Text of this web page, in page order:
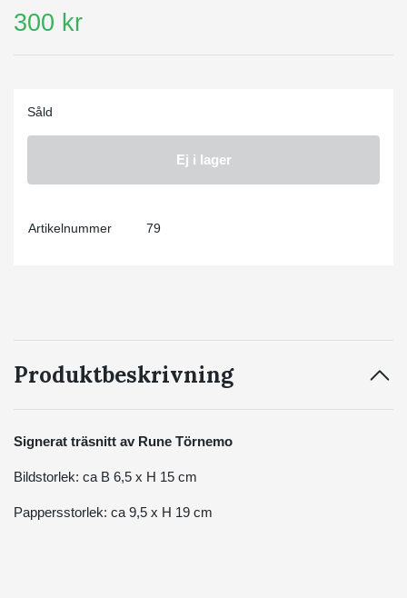
300 kr
Såld
Ej i lager
Artikelnummer 79
Produktbeskrivning
Signerat träsnitt av Rune Törnemo
Bildstorlek: ca B 6,5 x H 15 cm
Pappersstorlek: ca 9,5 x H 19 cm